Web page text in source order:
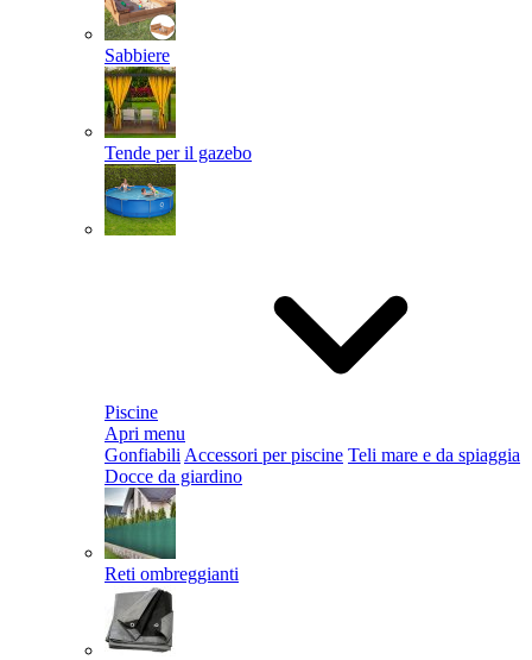
Sabbiere
Tende per il gazebo
Piscine
Apri menu
Gonfiabili Accessori per piscine Teli mare e da spiaggia
Docce da giardino
Reti ombreggianti